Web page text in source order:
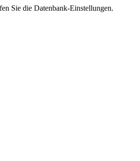
Sie die Datenbank-Einstellungen.